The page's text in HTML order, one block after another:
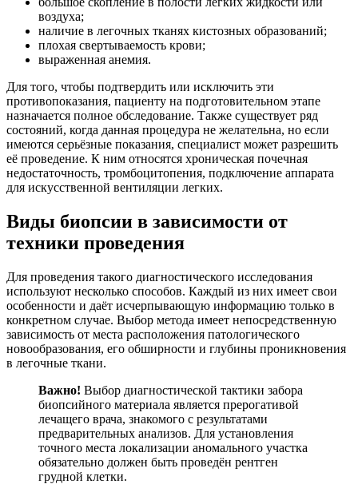
воздуха;
наличие в легочных тканях кистозных образований;
плохая свертываемость крови;
выраженная анемия.
Для того, чтобы подтвердить или исключить эти
противопоказания, пациенту на подготовительном этапе
назначается полное обследование. Также существует ряд
состояний, когда данная процедура не желательна, но если
имеются серьёзные показания, специалист может разрешить
её проведение. К ним относятся хроническая почечная
недостаточность, тромбоцитопения, подключение аппарата
для искусственной вентиляции легких.
Виды биопсии в зависимости от
техники проведения
Для проведения такого диагностического исследования
используют несколько способов. Каждый из них имеет свои
особенности и даёт исчерпывающую информацию только в
конкретном случае. Выбор метода имеет непосредственную
зависимость от места расположения патологического
новообразования, его обширности и глубины проникновения
в легочные ткани.
Важно! Выбор диагностической тактики забора
биопсийного материала является прерогативой
лечащего врача, знакомого с результатами
предварительных анализов. Для установления
точного места локализации аномального участка
обязательно должен быть проведён рентген
грудной клетки.